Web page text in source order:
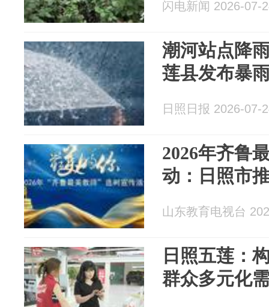
闪电新闻 2026-07-
潮河站点降
莲县发布暴
日照日报 2026-07-
2026年齐鲁
动：日照市
山东教育电视台
日照五莲：
群众多元化